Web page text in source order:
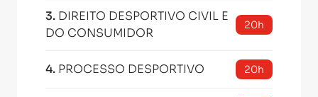
3. DIREITO DESPORTIVO CIVIL E
DO CONSUMIDOR
20h
4. PROCESSO DESPORTIVO 20h